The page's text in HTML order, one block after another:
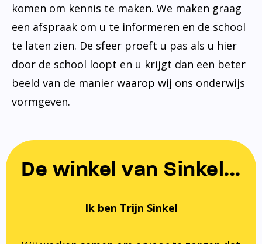
komen om kennis te maken. We maken graag
een afspraak om u te informeren en de school
te laten zien. De sfeer proeft u pas als u hier
door de school loopt en u krijgt dan een beter
beeld van de manier waarop wij ons onderwijs
vormgeven.
De winkel van Sinkel...
Ik ben Trijn Sinkel